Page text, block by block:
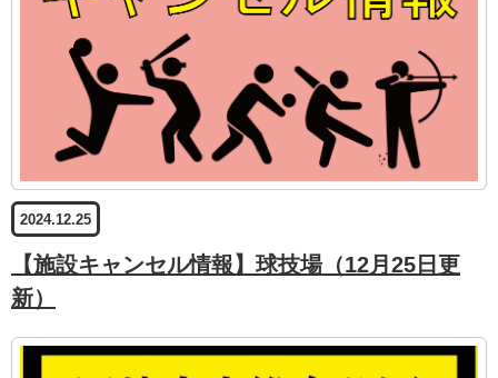
2024.12.25
【施設キャンセル情報】球技場（12月25日更
新）